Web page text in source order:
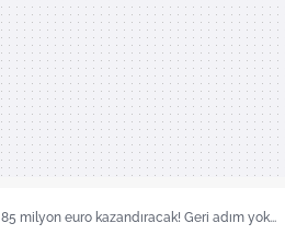
85 milyon euro kazandıracak! Geri adım yok...